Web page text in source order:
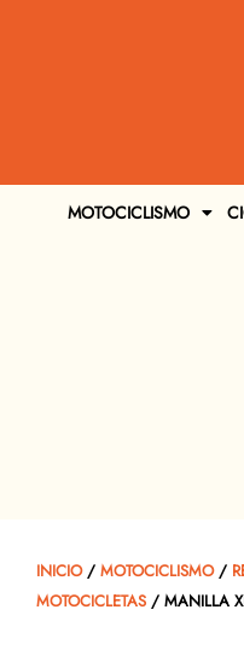
MOTOCICLISMO
INICIO/ MOTOCICLISMO/
MOTOCICLETAS / MANILLA